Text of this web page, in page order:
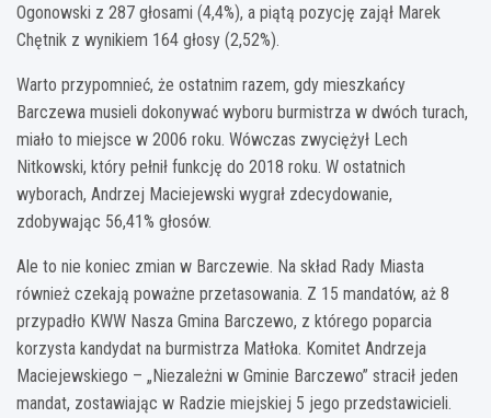
Ogonowski z 287 głosami (4,4%), a piątą pozycję zajął Marek
Chętnik z wynikiem 164 głosy (2,52%).
Warto przypomnieć, że ostatnim razem, gdy mieszkańcy
Barczewa musieli dokonywać wyboru burmistrza w dwóch turach,
miało to miejsce w 2006 roku. Wówczas zwyciężył Lech
Nitkowski, który pełnił funkcję do 2018 roku. W ostatnich
wyborach, Andrzej Maciejewski wygrał zdecydowanie,
zdobywając 56,41% głosów.
Ale to nie koniec zmian w Barczewie. Na skład Rady Miasta
również czekają poważne przetasowania. Z 15 mandatów, aż 8
przypadło KWW Nasza Gmina Barczewo, z którego poparcia
korzysta kandydat na burmistrza Matłoka. Komitet Andrzeja
Maciejewskiego – „Niezależni w Gminie Barczewo” stracił jeden
mandat, zostawiając w Radzie miejskiej 5 jego przedstawicieli.